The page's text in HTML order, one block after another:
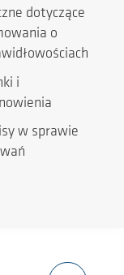
dotyczące
o
i
w sprawie